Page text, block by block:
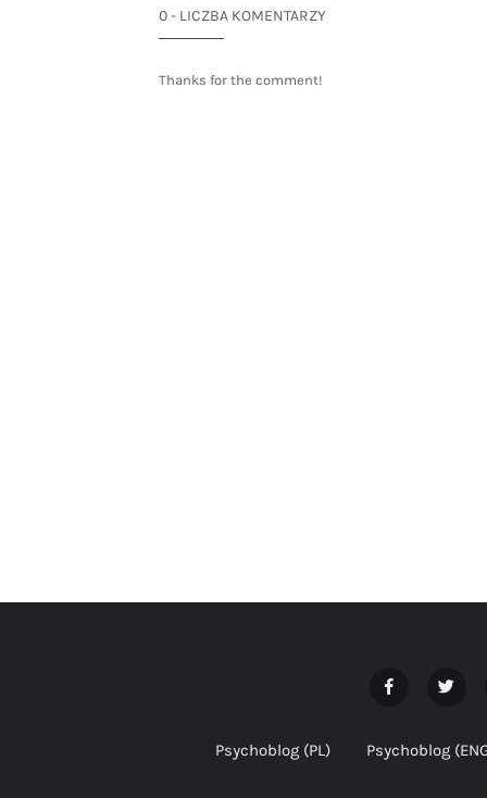
0 - LICZBA KOMENTARZY
Thanks for the comment!
Psychoblog (PL) Psychoblog